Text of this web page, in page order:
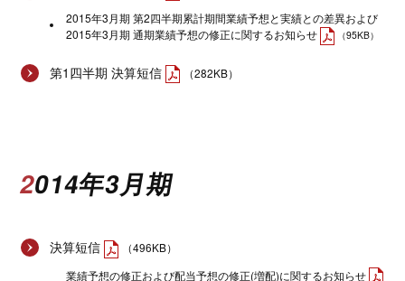
2015年3月期 第2四半期累計期間業績予想と実績との差異および
2015年3月期 通期業績予想の修正に関するお知らせ
（95KB）
第1四半期 決算短信 （282KB）
2014年3月期
決算短信
（496KB）
業績予想の修正および配当予想の修正(増配)に関するお知らせ